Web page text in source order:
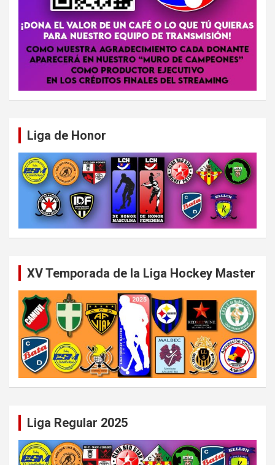
Liga de Honor
XV Temporada de la Liga Hockey Master
Liga Regular 2025